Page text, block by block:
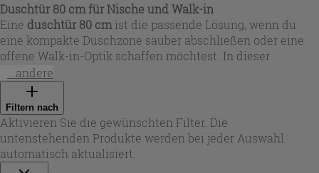
Duschtür 80 cm für Nische und Walk-in
Eine duschtür 80 cm ist die passende Lösung, wenn du
eine kompakte Duschzone sauber abschließen oder eine
offene Walk-in-Optik schaffen möchtest. In dieser
Auswahl findest du Varianten als
cm
bzw. duschtür nische 80 cm
zweiflügeliger Ausführung sowie Walk-in-Elemente, die
sich je nach Badlayout einseitig montieren lassen. Viele
Modelle sind reversibel (links/rechts montierbar) und
bieten Verstellbereiche, um kleine Maßtoleranzen bei
Nischen auszugleichen – ideal, wenn die Wand nicht
...andere
Filtern nach
Aktivieren Sie die gewünschten Filter. Die
untenstehenden Produkte werden bei jeder Auswahl
automatisch aktualisiert.